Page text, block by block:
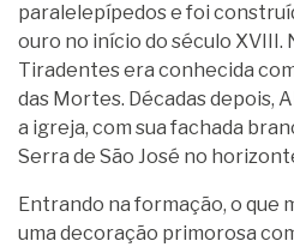
paralelepípedos e foi
ouro no início do século XVIII.
Tiradentes era conhecida
das Mortes. Décadas depois,
a igreja, com sua fachada
Serra de São José no
Entrando na formação, o que
uma decoração primorosa